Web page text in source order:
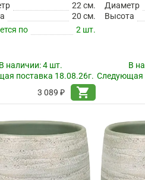
22 см.
20 см.
по
2 шт.
наличии:4 шт.
поставка 18.08.26г.
3 089 ₽
shopping_cart
Диаметр
Высота
В
Следующая